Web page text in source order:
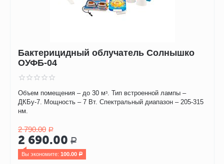
Бактерицидный облучатель Солнышко
ОУФБ-04
Объем помещения – до 30 мᶟ. Тип встроенной лампы –
ДКБу-7. Мощность – 7 Вт. Спектральный диапазон – 205-315
нм.
2 790.00 Р
2 690.00 Р
Вы экономите: 100.00 Р